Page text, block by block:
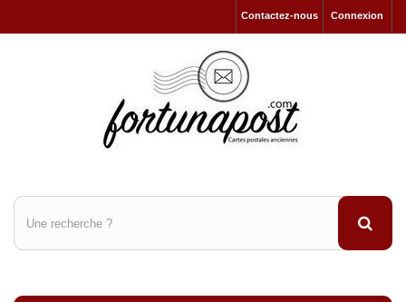
Connexion
Contactez-nous